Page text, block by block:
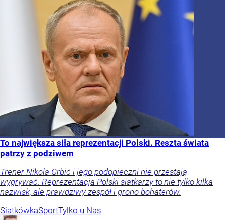
To największa siła reprezentacji Polski. Reszta świata
patrzy z podziwem
Trener Nikola Grbić i jego podopieczni nie przestają
wygrywać. Reprezentacja Polski siatkarzy to nie tylko kilka
nazwisk, ale prawdziwy zespół i grono bohaterów.
SiatkówkaSportTylko u Nas